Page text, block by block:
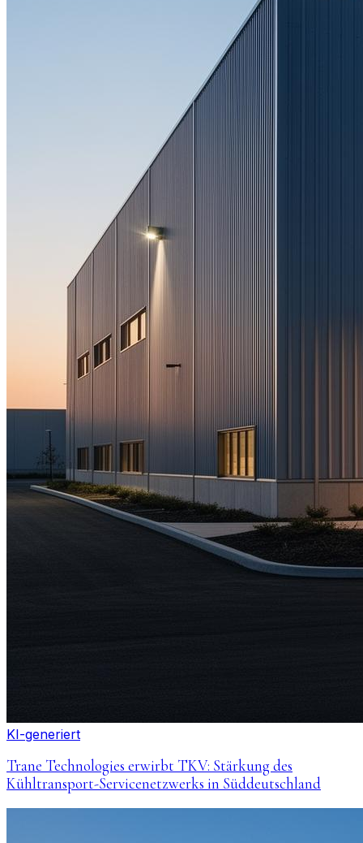
KI-generiert
Trane Technologies erwirbt TKV: Stärkung des
Kühltransport-Servicenetzwerks in Süddeutschland